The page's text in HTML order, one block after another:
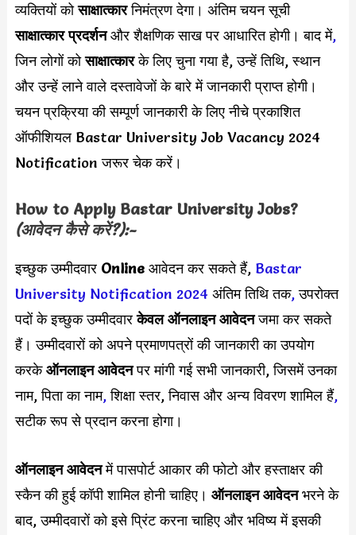
व्यक्तियों कोसाक्षात्कारनिमंत्रण देगा। अंतिम चयन सूची
साक्षात्कार प्रदर्शनऔर शैक्षणिक साख पर आधारित होगी। बाद में,
जिन लोगों कोसाक्षात्कारके लिए चुना गया है, उन्हें तिथि, स्थान
और उन्हें लाने वाले दस्तावेजों के बारे में जानकारी प्राप्त होगी।
चयन प्रक्रिया की सम्पूर्ण जानकारी के लिए नीचे प्रकाशित
ऑफीशियल Bastar University Job Vacancy 2024
Notification जरूर चेक करें।
How to Apply Bastar University Jobs?
(आवेदन कैसे करें?):-
इच्छुक उम्मीदवार Online आवेदन कर सकते हैं, Bastar
University Notification 2024 अंतिम तिथि तक,उपरोक्त
पदों के इच्छुक उम्मीदवारकेवल ऑनलाइन आवेदनजमा कर सकते
हैं। उम्मीदवारों को अपने प्रमाणपत्रों की जानकारी का उपयोग
करकेऑनलाइन आवेदनपर मांगी गई सभी जानकारी, जिसमें उनका
नाम, पिता का नाम,शिक्षा स्तर, निवास और अन्य विवरण शामिल हैं,
सटीक रूप से प्रदान करना होगा।
ऑनलाइन आवेदनमें पासपोर्ट आकार की फोटो और हस्ताक्षर की
स्कैन की हुई कॉपी शामिल होनी चाहिए। ऑनलाइन आवेदनभरने के
बाद, उम्मीदवारों को इसे प्रिंट करना चाहिए और भविष्य में इसकी